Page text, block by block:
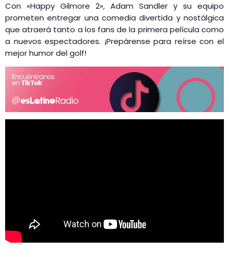
Con «Happy Gilmore 2», Adam Sandler y su equipo
prometen entregar una comedia divertida y nostálgica
que atraerá tanto a los fans de la primera película como
a nuevos espectadores. ¡Prepárense para reírse con el
mejor humor del golf!